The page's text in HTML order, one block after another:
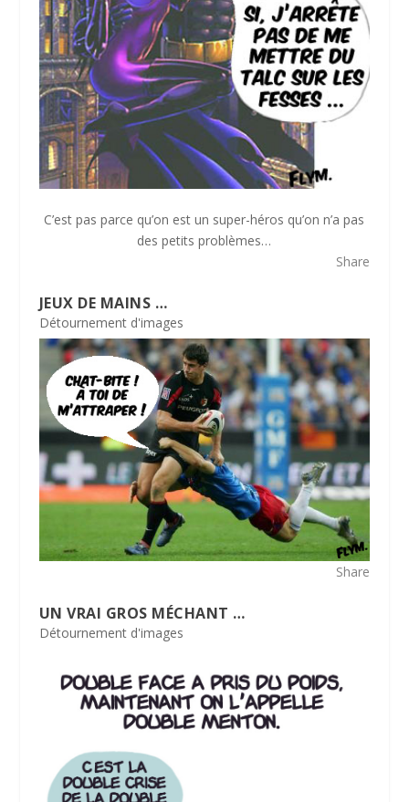
C’est pas parce qu’on est un super-héros qu’on n’a pas
des petits problèmes…
Share
JEUX DE MAINS …
Détournement d'images
Share
UN VRAI GROS MÉCHANT …
Détournement d'images